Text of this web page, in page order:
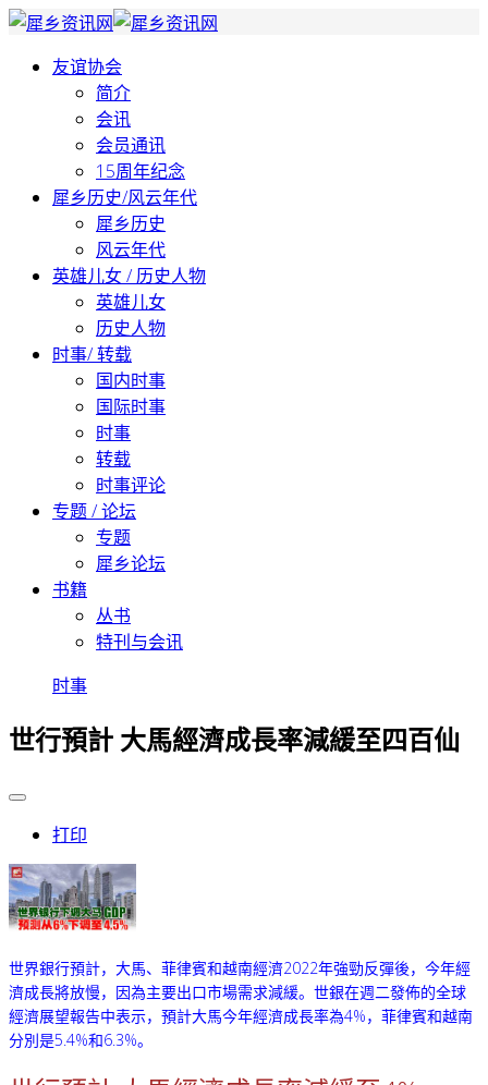
友谊协会
简介
会讯
会员通讯
15周年纪念
犀乡历史/风云年代
犀乡历史
风云年代
英雄儿女 / 历史人物
英雄儿女
历史人物
时事/ 转载
国内时事
国际时事
时事
转载
时事评论
专题 / 论坛
专题
犀乡论坛
书籍
丛书
特刊与会讯
时事
世行預計 大馬經濟成長率減緩至四百仙
打印
世界銀行預計，大馬、菲律賓和越南經濟2022年強勁反彈後，今年經
濟成長將放慢，因為主要出口市場需求減緩。世銀在週二發佈的全球
經濟展望報告中表示，預計大馬今年經濟成長率為4%，菲律賓和越南
分別是5.4%和6.3%。